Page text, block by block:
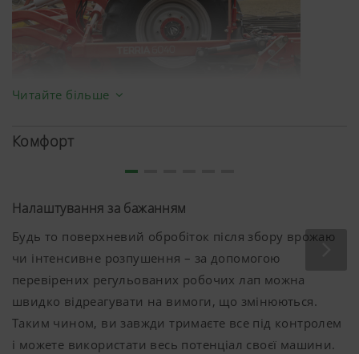
Читайте більше
Комфорт
Налаштування за бажанням
Будь то поверхневий обробіток після збору врожаю
чи інтенсивне розпушення – за допомогою
перевірених регульованих робочих лап можна
швидко відреагувати на вимоги, що змінюються.
Таким чином, ви завжди тримаєте все під контролем
і можете використати весь потенціал своєї машини.